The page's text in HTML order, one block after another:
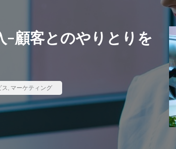
–顧客とのやりとりを
ス, マーケティング